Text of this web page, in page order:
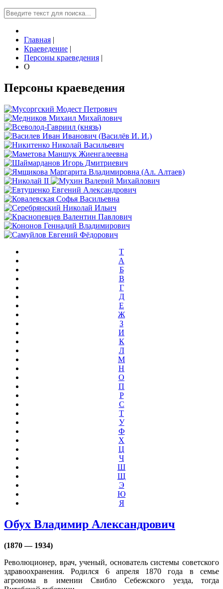
Главная |
Краеведение |
Персоны краеведения |
О
Персоны краеведения
T
А
Б
В
Г
Д
Е
Ж
З
И
К
Л
М
Н
О
П
Р
С
Т
У
Ф
Х
Ц
Ч
Ш
Щ
Э
Ю
Я
Обух Владимир Александрович
(1870 — 1934)
Революционер, врач, ученый, основатель системы советского
здравоохранения. Родился 6 апреля 1870 года в семье
агронома в имении Свибло Себежского уезда, тогда